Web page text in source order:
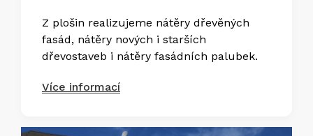
Z plošin realizujeme nátěry dřevěných
fasád, nátěry nových i starších
dřevostaveb i nátěry fasádních palubek.
Více informací